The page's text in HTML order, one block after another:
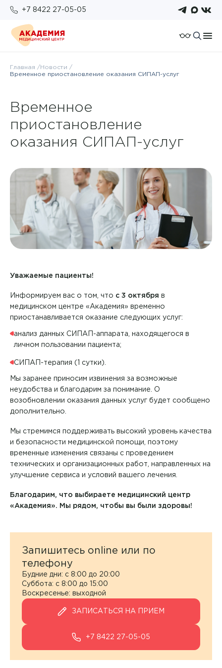
+7 8422 27-05-05
О компании
Отзывы
Для организаций
Правовые документы
Политика конфиденциальности
Подготовка к исследованиям
Бонусная система
Оплата
Услуги и цены
Анализы
Новости
Комплексы
Контакты
+7 8422 27-05-05
ЗАПИСЬ ОНЛАЙН
Главная
Новости
Временное приостановление оказания СИПАП-услуг
Временное
приостановление
оказания СИПАП-услуг
Уважаемые пациенты!
Информируем вас о том, что с 3 октября
в
медицинском центре «Академия» временно
приостанавливается оказание следующих услуг:
анализ данных СИПАП-аппарата, находящегося в
личном пользовании пациента;
СИПАП-терапия (1 сутки).
Мы заранее приносим извинения за возможные
неудобства и благодарим за понимание. О
возобновлении оказания данных услуг будет сообщено
дополнительно.
Мы стремимся поддерживать высокий уровень качества
и безопасности медицинской помощи, поэтому
временные изменения связаны с проведением
технических и организационных работ, направленных на
улучшение сервиса и условий вашего лечения.
Благодарим, что выбираете медицинский центр
«Академия». Мы рядом, чтобы вы были здоровы!
Запишитесь online или по
телефону
Будние дни: с 8:00 до 20:00
Суббота: с 8:00 до 15:00
Воскресенье: выходной
ЗАПИСАТЬСЯ НА ПРИЕМ
+7 8422 27-05-05
Врач
Аванесян Тигран Сергеевич
Аввясова Гульшат Шавкятовна
Авдеенко Марина Васильевна
Агарин Антон Николаевич
Филиал
Академия МРТ
Академия на Аблукова
Академия на Александра Невского
Направление
Акушерство и гинекология
Я даю согласие на